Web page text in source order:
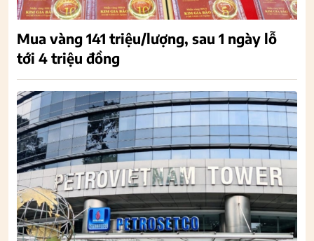
Mua vàng 141 triệu/lượng, sau 1 ngày lỗ
tới 4 triệu đồng